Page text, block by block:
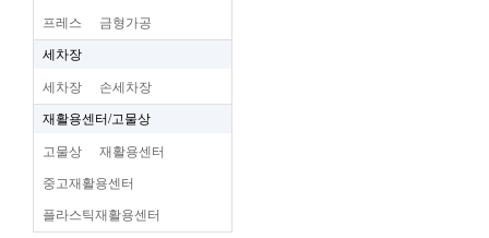
프레스 금형가공
세차장
세차장 손세차장
재활용센터/고물상
고물상 재활용센터
중고재활용센터
플라스틱재활용센터